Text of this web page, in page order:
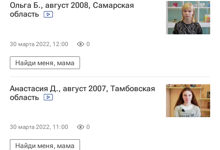
Ольга Б., август 2008, Самарская
область
30 марта 2022, 12:00 0
Найди меня, мама
Анастасия Д., август 2007, Тамбовская
область
30 марта 2022, 11:00 0
Найди меня, мама